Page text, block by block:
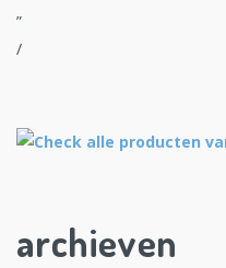
archieven